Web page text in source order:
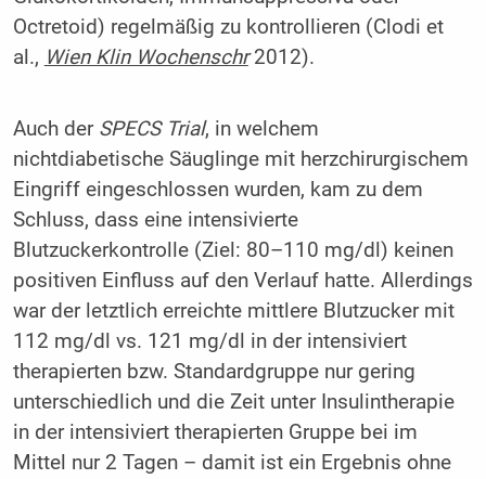
Octretoid) regelmäßig zu kontrollieren (Clodi et
al., Wien Klin Wochenschr2012).
Auch der SPECS Trial, in welchem
nichtdiabetische Säuglinge mit herzchirurgischem
Eingriff eingeschlossen wurden, kam zu dem
Schluss, dass eine intensivierte
Blutzuckerkontrolle (Ziel: 80–110 mg/dl) keinen
positiven Einfluss auf den Verlauf hatte. Allerdings
war der letztlich erreichte mittlere Blutzucker mit
112 mg/dl vs. 121 mg/dl in der intensiviert
therapierten bzw. Standardgruppe nur gering
unterschiedlich und die Zeit unter Insulintherapie
in der intensiviert therapierten Gruppe bei im
Mittel nur 2 Tagen – damit ist ein Ergebnis ohne